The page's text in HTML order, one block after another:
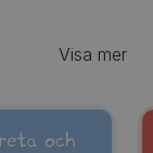
Visa mer